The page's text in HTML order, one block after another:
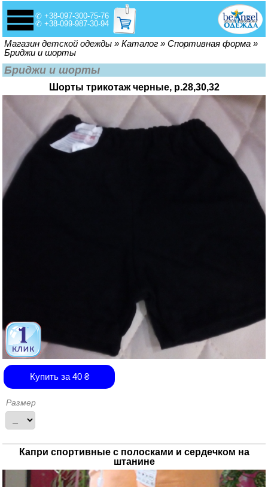
✆ +38-097-300-75-76
✆ +38-099-987-30-94
Вы здесь
Магазин детской одежды » Каталог » Спортивная форма »
Бриджи и шорты
Бриджи и шорты
Шорты трикотаж черные, р.28,30,32
Купить за 40₴
Размер
Капри спортивные с полосками и сердечком на
штанине